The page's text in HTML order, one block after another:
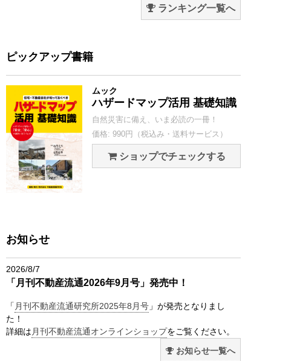
ランキング一覧へ
ピックアップ書籍
ムック
ハザードマップ活用 基礎知識
自然災害に備え、いま必読の一冊！
価格: 990円（税込み・送料サービス）
ショップでチェックする
お知らせ
2026/8/7
「月刊不動産流通2026年9月号」発売中！
「 月刊不動産流通研究所2025年8月号 」が発売となりまし
た！
詳細は 月刊不動産流通オンラインショップをご覧ください。
お知らせ一覧へ